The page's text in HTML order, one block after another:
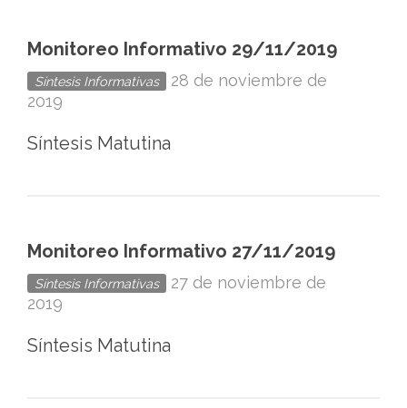
Monitoreo Informativo 29/11/2019
Síntesis Informativas
28 de noviembre de
2019
Síntesis Matutina
Monitoreo Informativo 27/11/2019
Síntesis Informativas
27 de noviembre de
2019
Síntesis Matutina